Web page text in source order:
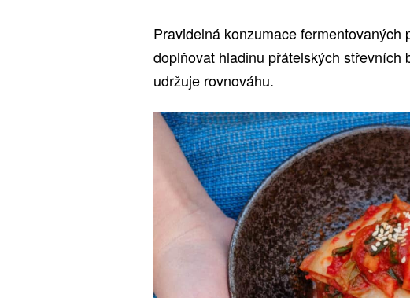
Pravidelná konzumace fermentovaných
doplňovat hladinu přátelských střevních
udržuje rovnováhu.